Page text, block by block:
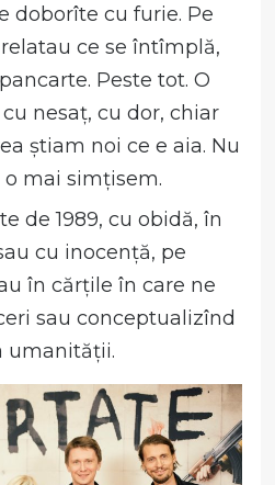
doborîte cu furie. Pe
ce se întîmplă,
Peste tot. O
nesaț, cu dor, chiar
știam noi ce e aia. Nu
mai simțisem.
de 1989, cu obidă, în
cu inocență, pe
în cărțile în care ne
sau conceptualizînd
umanității.